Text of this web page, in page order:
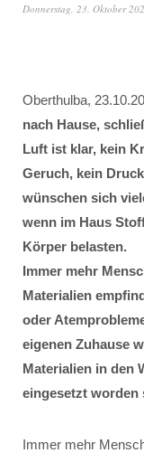
Donnerstag, 23. Oktober
Oberthulba,
nach Hause,
Luft ist klar, kein
Geruch, kein
wünschen sich
wenn im Haus
Körper belasten.
Immer mehr
Materialien
oder
eigenen Zuhause
Materialien in den
eingesetzt worden
Immer mehr